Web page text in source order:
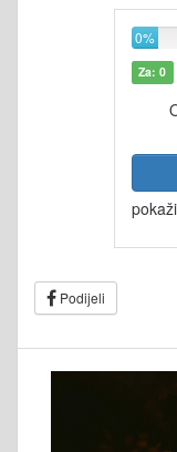
0%
Za: 0
Podijeli